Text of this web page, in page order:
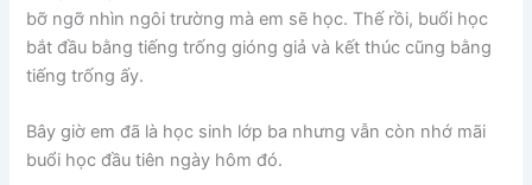
bỡ ngỡ nhìn ngôi trường mà em sẽ học. Thế rồi, buổi học
bắt đầu bằng tiếng trống gióng giả và kết thúc cũng bằng
tiếng trống ấy.
Bây giờ em đã là học sinh lớp ba nhưng vẫn còn nhớ mãi
buổi học đầu tiên ngày hôm đó.